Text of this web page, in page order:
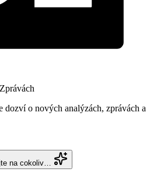
o nových analýzách, zprávách a
na cokoliv…